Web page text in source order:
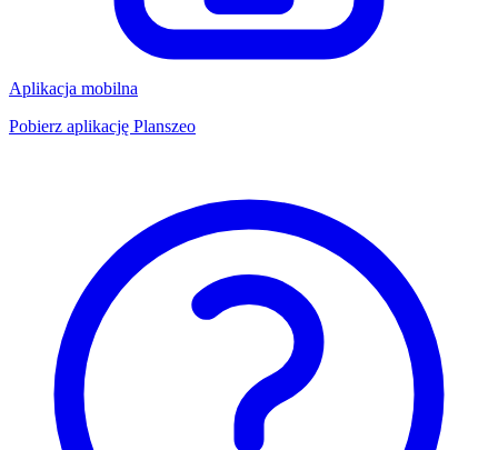
Aplikacja mobilna
Pobierz aplikację Planszeo